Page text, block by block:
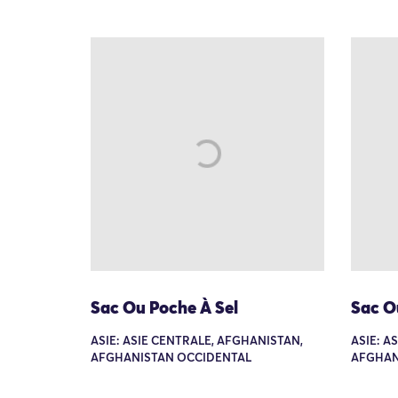
Sac Ou Poche À Sel
ASIE: ASIE CENTRALE, AFGHANISTAN,
AFGHANISTAN OCCIDENTAL
Sac
ASIE: